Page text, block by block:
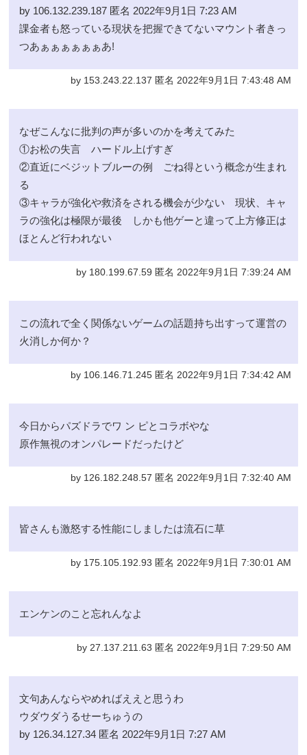
by 106.132.239.187 匿名 2022年9月1日 7:23 AM
課金者も怒っている現状を把握できてないマウント者きっ
つあぁぁぁぁぁぁあ!
by 153.243.22.137 匿名 2022年9月1日 7:43:48 AM
なぜこんなに批判の声が多いのかを考えてみた
①お松の失言 ハードル上げすぎ
②直近にベジットブルーの例 ごね得という概念が生まれ
る
③キャラが強化や救済をされる機会が少ない 現状、キャ
ラの強化は極限が最後 しかも他ゲーと違って上方修正は
ほとんど行われない
by 180.199.67.59 匿名 2022年9月1日 7:39:24 AM
この流れで全く関係ないゲームの話題持ち出すって運営の
火消しか何か？
by 106.146.71.245 匿名 2022年9月1日 7:34:42 AM
今日からパズドラでワ ン ピとコラボやな
原作無視のオンパレードだったけど
by 126.182.248.57 匿名 2022年9月1日 7:32:40 AM
皆さんも激怒する性能にしましたは流石に草
by 175.105.192.93 匿名 2022年9月1日 7:30:01 AM
エンケンのこと忘れんなよ
by 27.137.211.63 匿名 2022年9月1日 7:29:50 AM
文句あんならやめればええと思うわ
ウダウダうるせーちゅうの
by 126.34.127.34 匿名 2022年9月1日 7:27 AM